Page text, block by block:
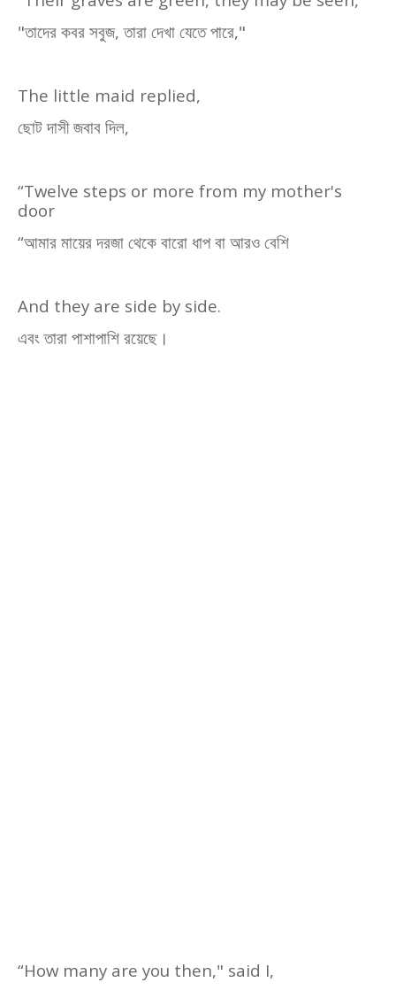
"তাদের কবর সবুজ,তারা দেখা যেতে পারে,"
The little maid replied,
ছোট দাসী জবাব দিল,
“Twelve steps or more from my mother's
door
“আমার মায়ের দরজা থেকে বারো ধাপ বা আরও বেশি
And they are side by side.
এবং তারা পাশাপাশি রয়েছে।
“How many are you then," said I,